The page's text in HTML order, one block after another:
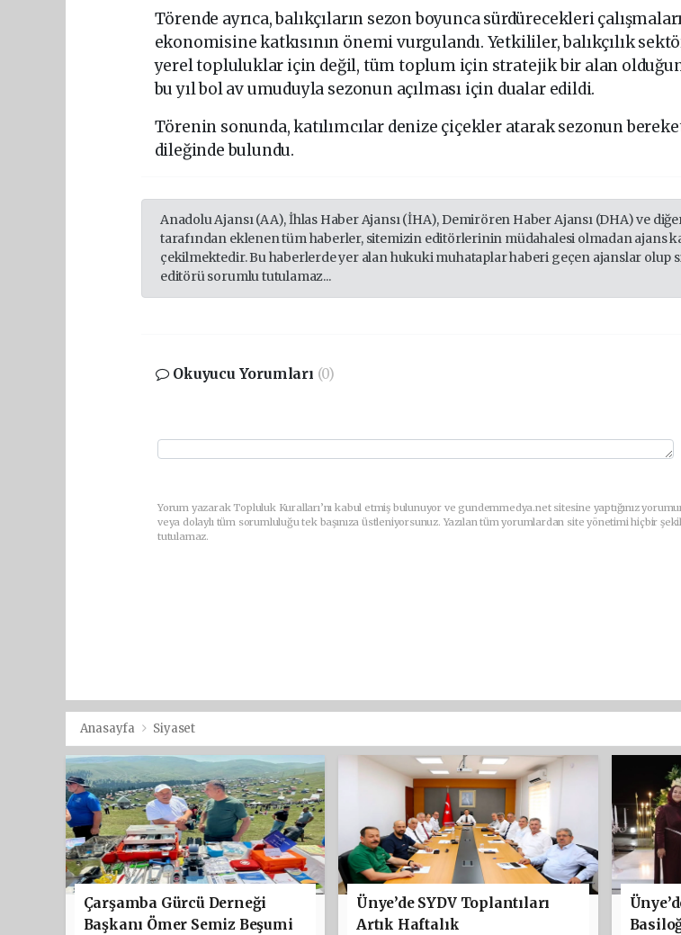
Törende ayrıca, balıkçıların sezon boyunca sürdürecekleri
ekonomisine katkısının önemi vurgulandı. Yetkililer, balıkçılık
yerel topluluklar için değil, tüm toplum için stratejik bir alan
bu yıl bol av umuduyla sezonun açılması için dualar edildi.
Törenin sonunda, katılımcılar denize çiçekler atarak sezonun
dileğinde bulundu.
Anadolu Ajansı (AA), İhlas Haber Ajansı (İHA), Demirören Haber Ajansı (DHA) ve
tarafından eklenen tüm haberler, sitemizin editörlerinin müdahalesi olmadan ajans
çekilmektedir. Bu haberlerde yer alan hukuki muhataplar haberi geçen ajanslar olup
editörü sorumlu tutulamaz...
Okuyucu Yorumları (0)
Yorum yazarak Topluluk Kuralları’nı kabul etmiş bulunuyor ve gundemmedya.net sitesine yaptığınız
veya dolaylı tüm sorumluluğu tek başınıza üstleniyorsunuz. Yazılan tüm yorumlardan site yönetimi hiçbir
tutulamaz.
Anasayfa Siyaset
Çarşamba Gürcü Derneği
Başkanı Ömer Semiz Beşumi
Ünye’de SYDV Toplantıları
Artık Haftalık